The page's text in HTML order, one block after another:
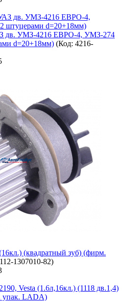
дв. УМЗ-4216 ЕВРО-4, УМЗ-274
d=20+18мм) (Код: 4216-
(квадратный зуб) (фирм.
1307010-82)